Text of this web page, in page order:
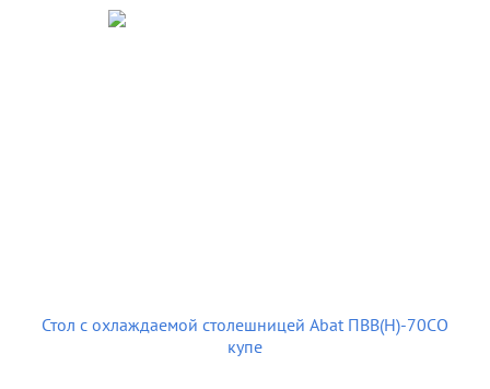
Стол с охлаждаемой столешницей Abat ПВВ(Н)-70СО
купе